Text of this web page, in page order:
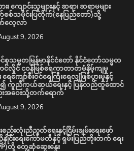
း၊ ကျောင်းသူများနှင့် ဆရာ၊ ဆရာမများ
စစ်သမိုင်းပြတိုက်(နေပြည်တော်)သို့
က်လေ့လာ
9, 2026
စုသမ္မတမြန်မာနိုင်ငံတော် နိုင်ငံတော်သမ္မတ
ာင်လှိုင် ငဝန်မြစ်ရေကာတာတမံနိမ့်ကျမှု
း ရေကျော်စီးဝင်ရေကြီးရေလျှံဖြစ်ပွားမှုနှင့်
ကူညီကယ်ဆယ်ရေးနှင့် ပြန်လည်ထူထောင်
းအဝေးသို့တက်ရောက်
9, 2026
ည်းလုံးညီညွတ်ရေးနှင့်ငြိမ်းချမ်းရေးဖော်
င်းရေးကော်မတီနှင့် ရှမ်းပြည်တိုးတက် ရေး
တို့ တွေ့ဆုံဆွေးနွေး